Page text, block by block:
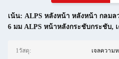
เน้น: ALPS หลังหน้า หลังหน้า กลมล
6 มม ALPS หน้าหลังกระชับกระชับ,
1วัสดุ: เจลความ